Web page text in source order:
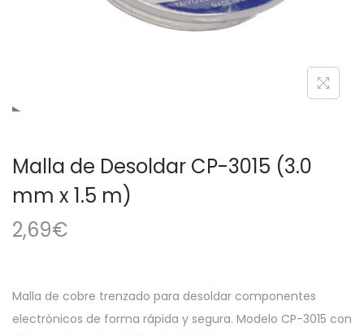
a
c
i
d
Malla de Desoldar CP-3015 (3.0
mm x 1.5 m)
2,69€
Malla de cobre trenzado para desoldar componentes
electrónicos de forma rápida y segura. Modelo CP-3015 con